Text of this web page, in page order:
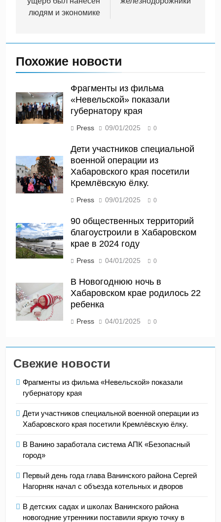
людям и экономике
Похожие новости
Фрагменты из фильма
«Невельской» показали
губернатору края
Press 09/01/2025 0
Дети участников специальной
военной операции из
Хабаровского края посетили
Кремлёвскую ёлку.
Press 09/01/2025 0
90 общественных территорий
благоустроили в Хабаровском
крае в 2024 году
Press 04/01/2025 0
В Новогоднюю ночь в
Хабаровском крае родилось 22
ребенка
Press 04/01/2025 0
Свежие новости
Фрагменты из фильма «Невельской» показали
губернатору края
Дети участников специальной военной операции из
Хабаровского края посетили Кремлёвскую ёлку.
В Ванино заработала система АПК «Безопасный
город»
Первый день года глава Ванинского района Сергей
Нагорняк начал с объезда котельных и дворов
В детских садах и школах Ванинского района
новогодние утренники поставили яркую точку в